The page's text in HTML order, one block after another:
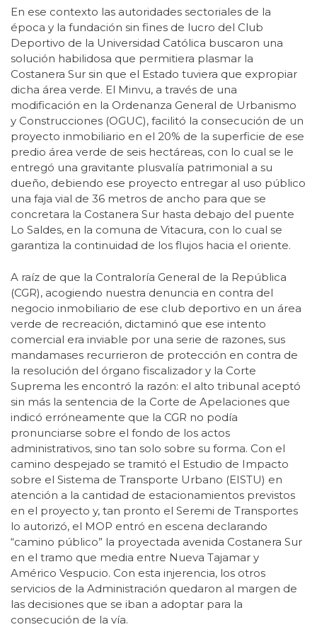
En ese contexto las autoridades sectoriales de la
época y la fundación sin fines de lucro del Club
Deportivo de la Universidad Católica buscaron una
solución habilidosa que permitiera plasmar la
Costanera Sur sin que el Estado tuviera que expropiar
dicha área verde. El Minvu, a través de una
modificación en la Ordenanza General de Urbanismo
y Construcciones (OGUC), facilitó la consecución de un
proyecto inmobiliario en el 20% de la superficie de ese
predio área verde de seis hectáreas, con lo cual se le
entregó una gravitante plusvalía patrimonial a su
dueño, debiendo ese proyecto entregar al uso público
una faja vial de 36 metros de ancho para que se
concretara la Costanera Sur hasta debajo del puente
Lo Saldes, en la comuna de Vitacura, con lo cual se
garantiza la continuidad de los flujos hacia el oriente.
A raíz de que la Contraloría General de la República
(CGR), acogiendo nuestra denuncia en contra del
negocio inmobiliario de ese club deportivo en un área
verde de recreación, dictaminó que ese intento
comercial era inviable por una serie de razones, sus
mandamases recurrieron de protección en contra de
la resolución del órgano fiscalizador y la Corte
Suprema les encontró la razón: el alto tribunal aceptó
sin más la sentencia de la Corte de Apelaciones que
indicó erróneamente que la CGR no podía
pronunciarse sobre el fondo de los actos
administrativos, sino tan solo sobre su forma. Con el
camino despejado se tramitó el Estudio de Impacto
sobre el Sistema de Transporte Urbano (EISTU) en
atención a la cantidad de estacionamientos previstos
en el proyecto y, tan pronto el Seremi de Transportes
lo autorizó, el MOP entró en escena declarando
“camino público” la proyectada avenida Costanera Sur
en el tramo que media entre Nueva Tajamar y
Américo Vespucio. Con esta injerencia, los otros
servicios de la Administración quedaron al margen de
las decisiones que se iban a adoptar para la
consecución de la vía.